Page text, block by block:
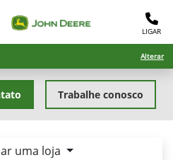
LIGAR
Alterar
Trabalhe conosco
uma loja